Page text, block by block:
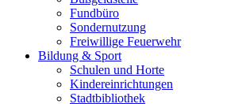
Fundbüro
Sondernutzung
Freiwillige Feuerwehr
Bildung & Sport
Schulen und Horte
Kindereinrichtungen
Stadtbibliothek